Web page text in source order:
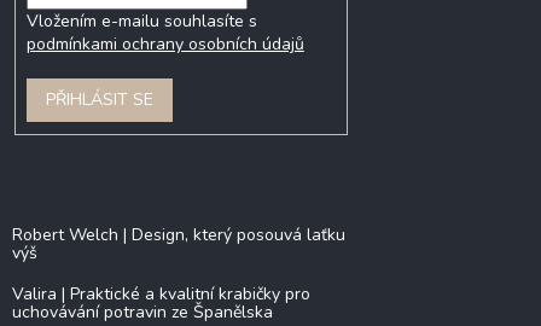
Vložením e-mailu souhlasíte s
podmínkami ochrany osobních údajů
PŘIHLÁSIT SE
Robert Welch | Design, který posouvá laťku
výš
Valira | Praktické a kvalitní krabičky pro
uchovávání potravin ze Španělska